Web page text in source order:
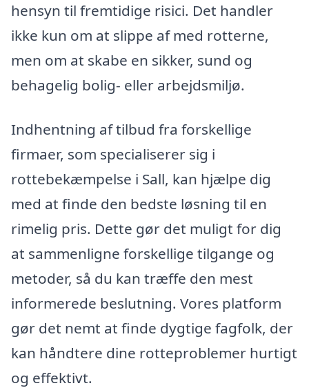
hensyn til fremtidige risici. Det handler
ikke kun om at slippe af med rotterne,
men om at skabe en sikker, sund og
behagelig bolig- eller arbejdsmiljø.
Indhentning af tilbud fra forskellige
firmaer, som specialiserer sig i
rottebekæmpelse i Sall, kan hjælpe dig
med at finde den bedste løsning til en
rimelig pris. Dette gør det muligt for dig
at sammenligne forskellige tilgange og
metoder, så du kan træffe den mest
informerede beslutning. Vores platform
gør det nemt at finde dygtige fagfolk, der
kan håndtere dine rotteproblemer hurtigt
og effektivt.